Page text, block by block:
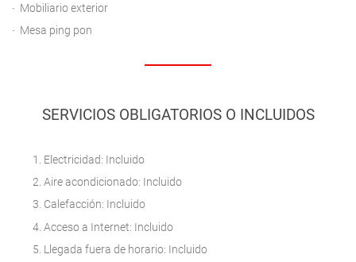
Mobiliario exterior
Mesa ping pon
SERVICIOS OBLIGATORIOS O INCLUIDOS
Electricidad: Incluido
Aire acondicionado: Incluido
Calefacción: Incluido
Acceso a Internet: Incluido
Llegada fuera de horario: Incluido